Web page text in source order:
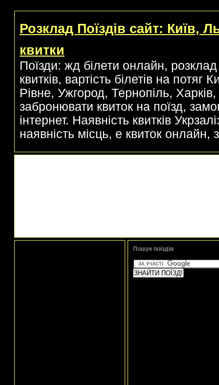
Розклад Поїздів сайт: Київ,
квитки
Поїзди: жд білети онлайн, розклад
квитків, вартість білетів на потяг
Рівне, Ужгород, Тернопіль,
забронювати квиток на поїзд,
інтернет. Наявність квитків
наявність місць, е квиток онлайн,
Пошук поїздів